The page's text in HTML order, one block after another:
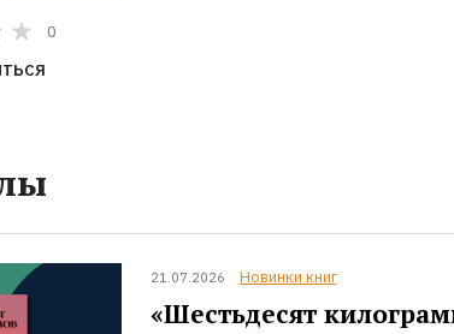
0
21.07.2026 Новинки книг
«Шестьдесят